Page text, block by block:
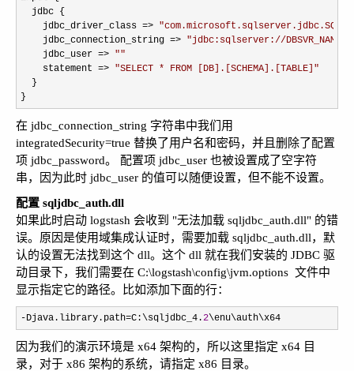
  jdbc {
    jdbc_driver_class
=> "
    jdbc_connection_string
=> "jdbc:sqlserver://
    jdbc_user
=> ""
    statement
=> "SELECT * FROM [DB].[SCHEMA].[TABLE] "
  }
}
在 jdbc_connection_string 字符串中我们用
integratedSecurity=true 替换了用户名和密码，并且删除了配置
项 jdbc_password。 配置项 jdbc_user 也被设置成了空字符
串，因为此时 jdbc_user 的值可以随便设置，但不能不设置。
配置 sqljdbc_auth.dll
如果此时启动 logstash 会收到 "无法加载 sqljdbc_auth.dll" 的错
误。原因是使用域集成认证时，需要加载 sqljdbc_auth.dll，默
认的设置无法找到这个 dll。这个 dll 就在我们安装的 JDBC 驱
动目录下，我们需要在 C:\logstash\config\jvm.options 文件中
显示指定它的路径。比如添加下面的行：
-Djava.library.path=C:\sqljdbc_4.2\enu\auth\x64
因为我们的演示环境是 x64 架构的，所以这里指定 x64 目
录，对于 x86 架构的系统，请指定 x86 目录。